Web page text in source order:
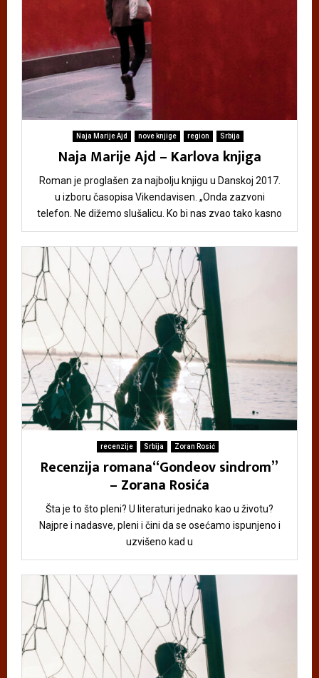
Naja Marije Ajd nove knjige region Srbija
Naja Marije Ajd – Karlova knjiga
Roman je proglašen za najbolju knjigu u Danskoj 2017.
u izboru časopisa Vikendavisen. „Onda zazvoni
telefon. Ne dižemo slušalicu. Ko bi nas zvao tako kasno
recenzije Srbija Zoran Rosić
Recenzija romana“Gondeov sindrom”
– Zorana Rosića
Šta je to što pleni? U literaturi jednako kao u životu?
Najpre i nadasve, pleni i čini da se osećamo ispunjeno i
uzvišeno kad u